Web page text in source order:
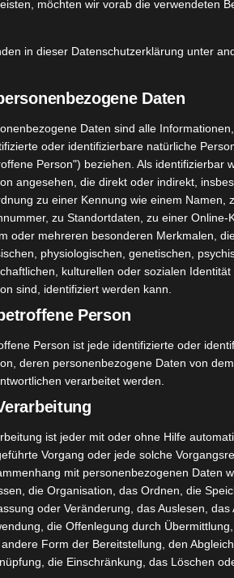
von@trnd_dachund
möchten wir vorab die verwendeten
in dieser Datenschutzerklärung unter
Daten
Daten sind alle
oder identifizierbare natürliche
Person") beziehen. Als identifizierbar
angesehen, die direkt oder indirekt,
zu einer Kennung wie einem Namen,
zu Standortdaten, zu einer Online-
oder mehreren besonderen Merkmalen,
physiologischen, genetischen,
kulturellen oder sozialen
sind, identifiziert werden kann.
Person
Person ist jede identifizierte oder
deren personenbezogene Daten von
verarbeitet werden.
ist jeder mit oder ohne Hilfe
Vorgang oder jede solche
mit personenbezogenen Daten
die Organisation, das Ordnen, die
oder Veränderung, das Auslesen, das
die Offenlegung durch
Form der Bereitstellung, den
die Einschränkung, das Löschen